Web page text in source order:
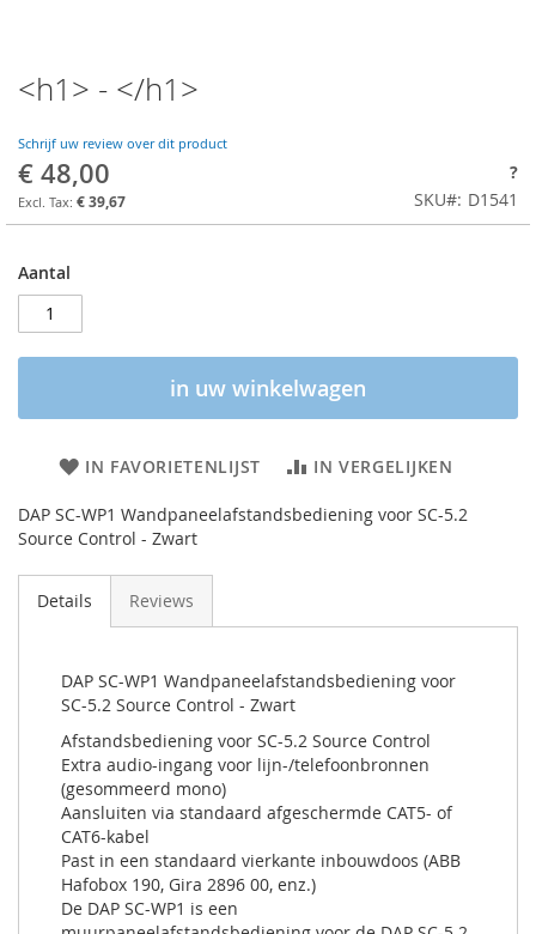
<h1> - </h1>
Schrijf uw review over dit product
€ 48,00
€ 39,67
?
SKU
D1541
Aantal
in uw winkelwagen
IN FAVORIETENLIJST IN VERGELIJKEN
DAP SC-WP1 Wandpaneelafstandsbediening voor SC-5.2
Source Control - Zwart
Details Reviews
DAP SC-WP1 Wandpaneelafstandsbediening voor
SC-5.2 Source Control - Zwart
Afstandsbediening voor SC-5.2 Source Control
Extra audio-ingang voor lijn-/telefoonbronnen
(gesommeerd mono)
Aansluiten via standaard afgeschermde CAT5- of
CAT6-kabel
Past in een standaard vierkante inbouwdoos (ABB
Hafobox 190, Gira 2896 00, enz.)
De DAP SC-WP1 is een